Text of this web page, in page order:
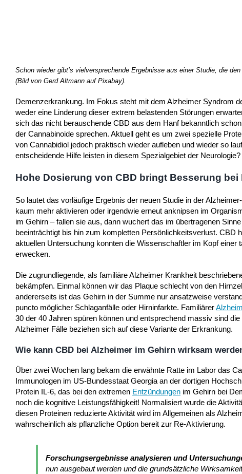
Schon wieder gibt’s vielversprechende Ergebnisse aus einer Studie, die
(Bild von Gerd Altmann auf Pixabay).
Demenzerkrankung. Im Fokus steht mit dem Alzheimer Syndrom
weder eine Linderung dieser extrem belastenden Störungen
sich das nicht berauschende CBD aus dem Hanf bekanntlich
der Cannabinoide sprechen. Aktuell geht es um zwei spezielle
von Cannabidiol jedoch praktisch wieder aufleben und wieder so
entscheidende Hilfe leisten in diesem Spezialgebiet der Neurologie?
Hohe Dosierung von CBD bringt Besserung bei
So lautet das vorläufige Ergebnis der neuen Studie in der
kaum mehr aktivieren oder irgendwie erneut anknipsen im
im Gehirn – fallen sie aus, dann wuchert das im übertragenen
beeinträchtigt bis hin zum kompletten Persönlichkeitsverlust. CBD
aktuellen Untersuchung konnten die Wissenschaftler im Kopf
erwecken.
Die zugrundliegende, als familiäre Alzheimer Krankheit
bekämpfen. Einmal können wir das Plaque schlecht von den
andererseits ist das Gehirn in der Summe nur ansatzweise
puncto möglicher Schlaganfälle oder Hirninfarkte. Familiärer
30 der 40 Jahren spüren können und entsprechend massiv sind
Alzheimer Fälle beziehen sich auf diese Variante der Erkrankung.
Wie kann CBD bei Alzheimer im Gehirn wirksam
Über zwei Wochen lang bekam die erwähnte Ratte im Labor das
Immunologen im US-Bundesstaat Georgia an der dortigen
Protein IL-6, das bei den extremen Entzündungen im Gehirn bei
noch die kognitive Leistungsfähigkeit! Normalisiert wurde die
diesen Proteinen reduzierte Aktivität wird im Allgemeinen als
wahrscheinlich als pflanzliche Option bereit zur Re-Aktivierung.
Forschungsergebnisse analysieren und
nun ausgebaut werden und die grundsätzliche